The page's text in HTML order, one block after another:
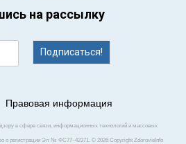
на рассылку
Подписаться!
Правовая информация
в сфере связи, информационных технологий и массовых
о регистрации Эл № ФС77–42371. © 2026 Copyright ZdorovieInfo